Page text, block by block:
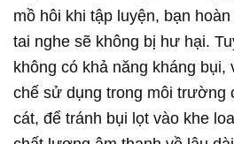
mồ hôi khi tập luyện, bạn
tai nghe sẽ không bị hư hại.
không có khả năng kháng bụi,
chế sử dụng trong môi trường
cát, để tránh bụi lọt vào khe